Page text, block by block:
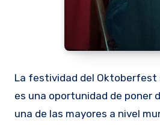
La festividad del Oktoberfest
es una oportunidad de poner
una de las mayores a nivel